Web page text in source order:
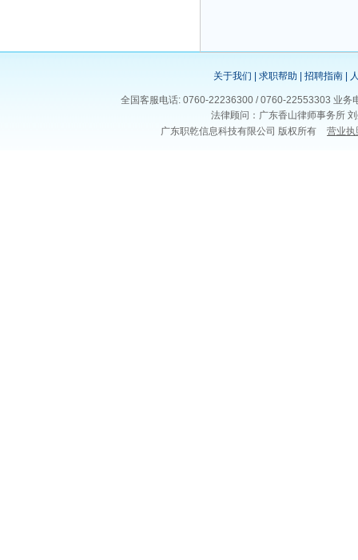
关于我们 求职帮助 招聘指南
全国客服电话: 0760-22236300 / 0760-22553303 业
法律顾问：广东香山律师事务所
广东职乾信息科技有限公司 版权所有
营业执